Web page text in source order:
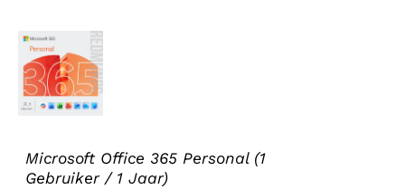
TOEVOEGEN
AAN
WINKELWAGEN
/
DETAILS
Microsoft Office 365 Personal (1
Gebruiker / 1 Jaar)